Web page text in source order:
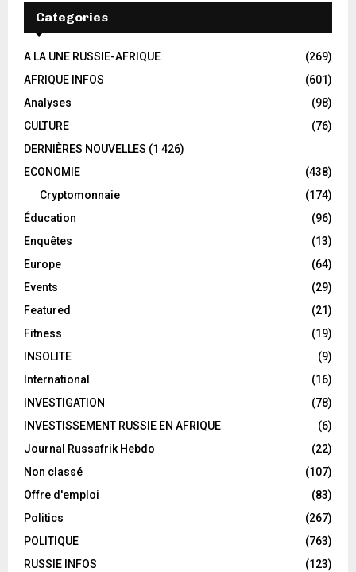
Categories
A LA UNE RUSSIE-AFRIQUE
(269)
AFRIQUE INFOS
(601)
Analyses
(98)
CULTURE
(76)
DERNIÈRES NOUVELLES (1 426)
ECONOMIE
(438)
Cryptomonnaie
(174)
Éducation
(96)
Enquêtes
(13)
Europe
(64)
Events
(29)
Featured
(21)
Fitness
(19)
INSOLITE
(9)
International
(16)
INVESTIGATION
(78)
INVESTISSEMENT RUSSIE EN AFRIQUE
(6)
Journal Russafrik Hebdo
(22)
Non classé
(107)
Offre d'emploi
(83)
Politics
(267)
POLITIQUE
(763)
RUSSIE INFOS
(123)